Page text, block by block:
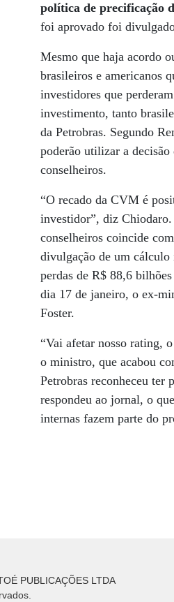
política de precificação
foi aprovado foi
Mesmo que haja acordo
brasileiros e americanos
investidores que
investimento, tanto
da Petrobras. Segundo
poderão utilizar a
conselheiros.
“O recado da CVM é
investidor”, diz Chiodaro.
conselheiros coincide
divulgação de um
perdas de R$ 88,6
dia 17 de janeiro, o ex-
Foster.
“Vai afetar nosso rating,
o ministro, que acabou
Petrobras reconheceu ter
respondeu ao jornal, o
internas fazem parte do
PUBLICAÇÕES LTDA